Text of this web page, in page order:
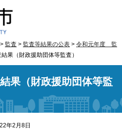
> 監査 > 監査等結果の公表 > 令和元年度 監
果（財政援助団体等監査）
果（財政援助団体等監
年2月8日